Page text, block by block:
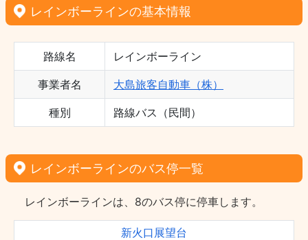
レインボーラインの基本情報
路線名 レインボーライン
事業者名 大島旅客自動車（株）
種別 路線バス（民間）
レインボーラインのバス停一覧
レインボーラインは、8のバス停に停車します。
新火口展望台